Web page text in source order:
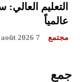
التعليم
عالمياً
مجتمع 7 août 2026
جمع